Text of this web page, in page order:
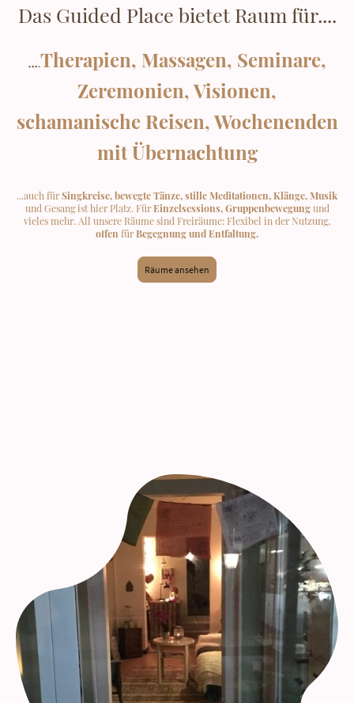
Das Guided Place bietet Raum für....
....Therapien, Massagen, Seminare,
Zeremonien, Visionen,
schamanische Reisen, Wochenenden
mit Übernachtung
...auch fürSingkreise, bewegte Tänze, stille Meditationen, Klänge, Musik
und Gesang ist hier Platz. FürEinzelsessions, Gruppenbewegungund
vieles mehr. All unsere Räume sind Freiräume: Flexibel in der Nutzung,
offen fürBegegnung und Entfaltung.
Räume ansehen